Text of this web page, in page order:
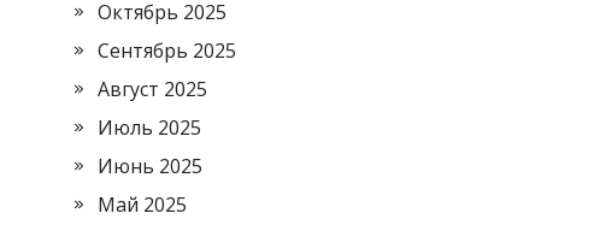
Октябрь 2025
Сентябрь 2025
Август 2025
Июль 2025
Июнь 2025
Май 2025